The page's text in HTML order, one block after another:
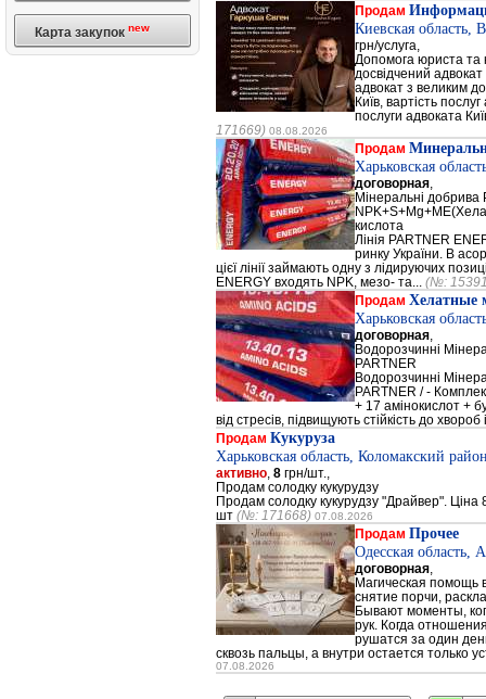
Карта закупок new
Продам
Киевская область,
грн/услуга,
Допомога юриста та
досвідчений
адвокат з великим
Київ, вартість
послуги адвоката
171669) 08.08.2026
Продам
Харьковская
договорная
Мінеральні добрива
кислота
Лінія PARTNER
ринку України. В
цієї лінії займають одну з лідируючих
ENERGY входять NPK, мезо- та... (№:
Продам Хелатные
Харьковская
договорная
Водорозчинні
PARTNER
Водорозчинні
PARTNER / -
+ 17 амінокислот +
від стресів, підвищують стійкість до хвороб
Продам Кукуруза
Харьковская область, Коломакский
активно 8 грн/шт.,
Продам солодку кукурудзу
Продам солодку кукурудзу "Драйвер". Ціна
шт (№: 171668) 07.08.2026
Продам Прочее
Одесская область,
договорная
Магическая помощь
снятие порчи,
Бывают моменты,
рук. Когда
рушатся за один
сквозь пальцы, а внутри остается только
07.08.2026